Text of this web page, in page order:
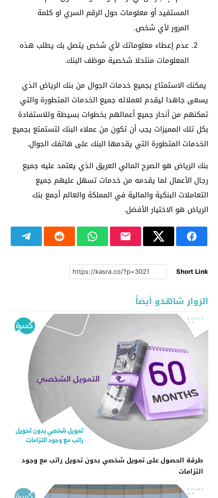
المستفيد أو معلومات حول الرقم السري او كلمة
المرور لأي شخص.
عدم إعطاء معلوماتك لأي شخص يتصل بك يطلب هذه
المعلومات منتحلا شخصية موظف البنك.
يمكنك الاستمتاع بجميع خدمات الجوال من بنك الرياض الذي
يسعى جاهدا ليقدم لعملائه جميع الخدمات المتطورة والتي
تمكنهم من أنحار جميع أعمالهم بخطوات بسيطة وللاستفادة
بكل تلك المميزات يجب أن تكون من عملاء البنك لتستمتع بجميع
الخدمات المتطورة التي يقدمها البنك على هاتفك الجوال.
بنك الرياض هو الصرح المالي العريق الذي يعتمد عليه جميع
رجال الأعمال لما يقدمه من خدمات تسهل عليهم جميع
التعاملات البنكية والمالية في المملكة والعالم أجمع بنك
الرياض هو الاختيار الأفضل.
Short Link
الزوار شاهدو أيضاً
طرقة الحصول على تمويل شخصي بدون تحويل راتب مع وجود
التزامات